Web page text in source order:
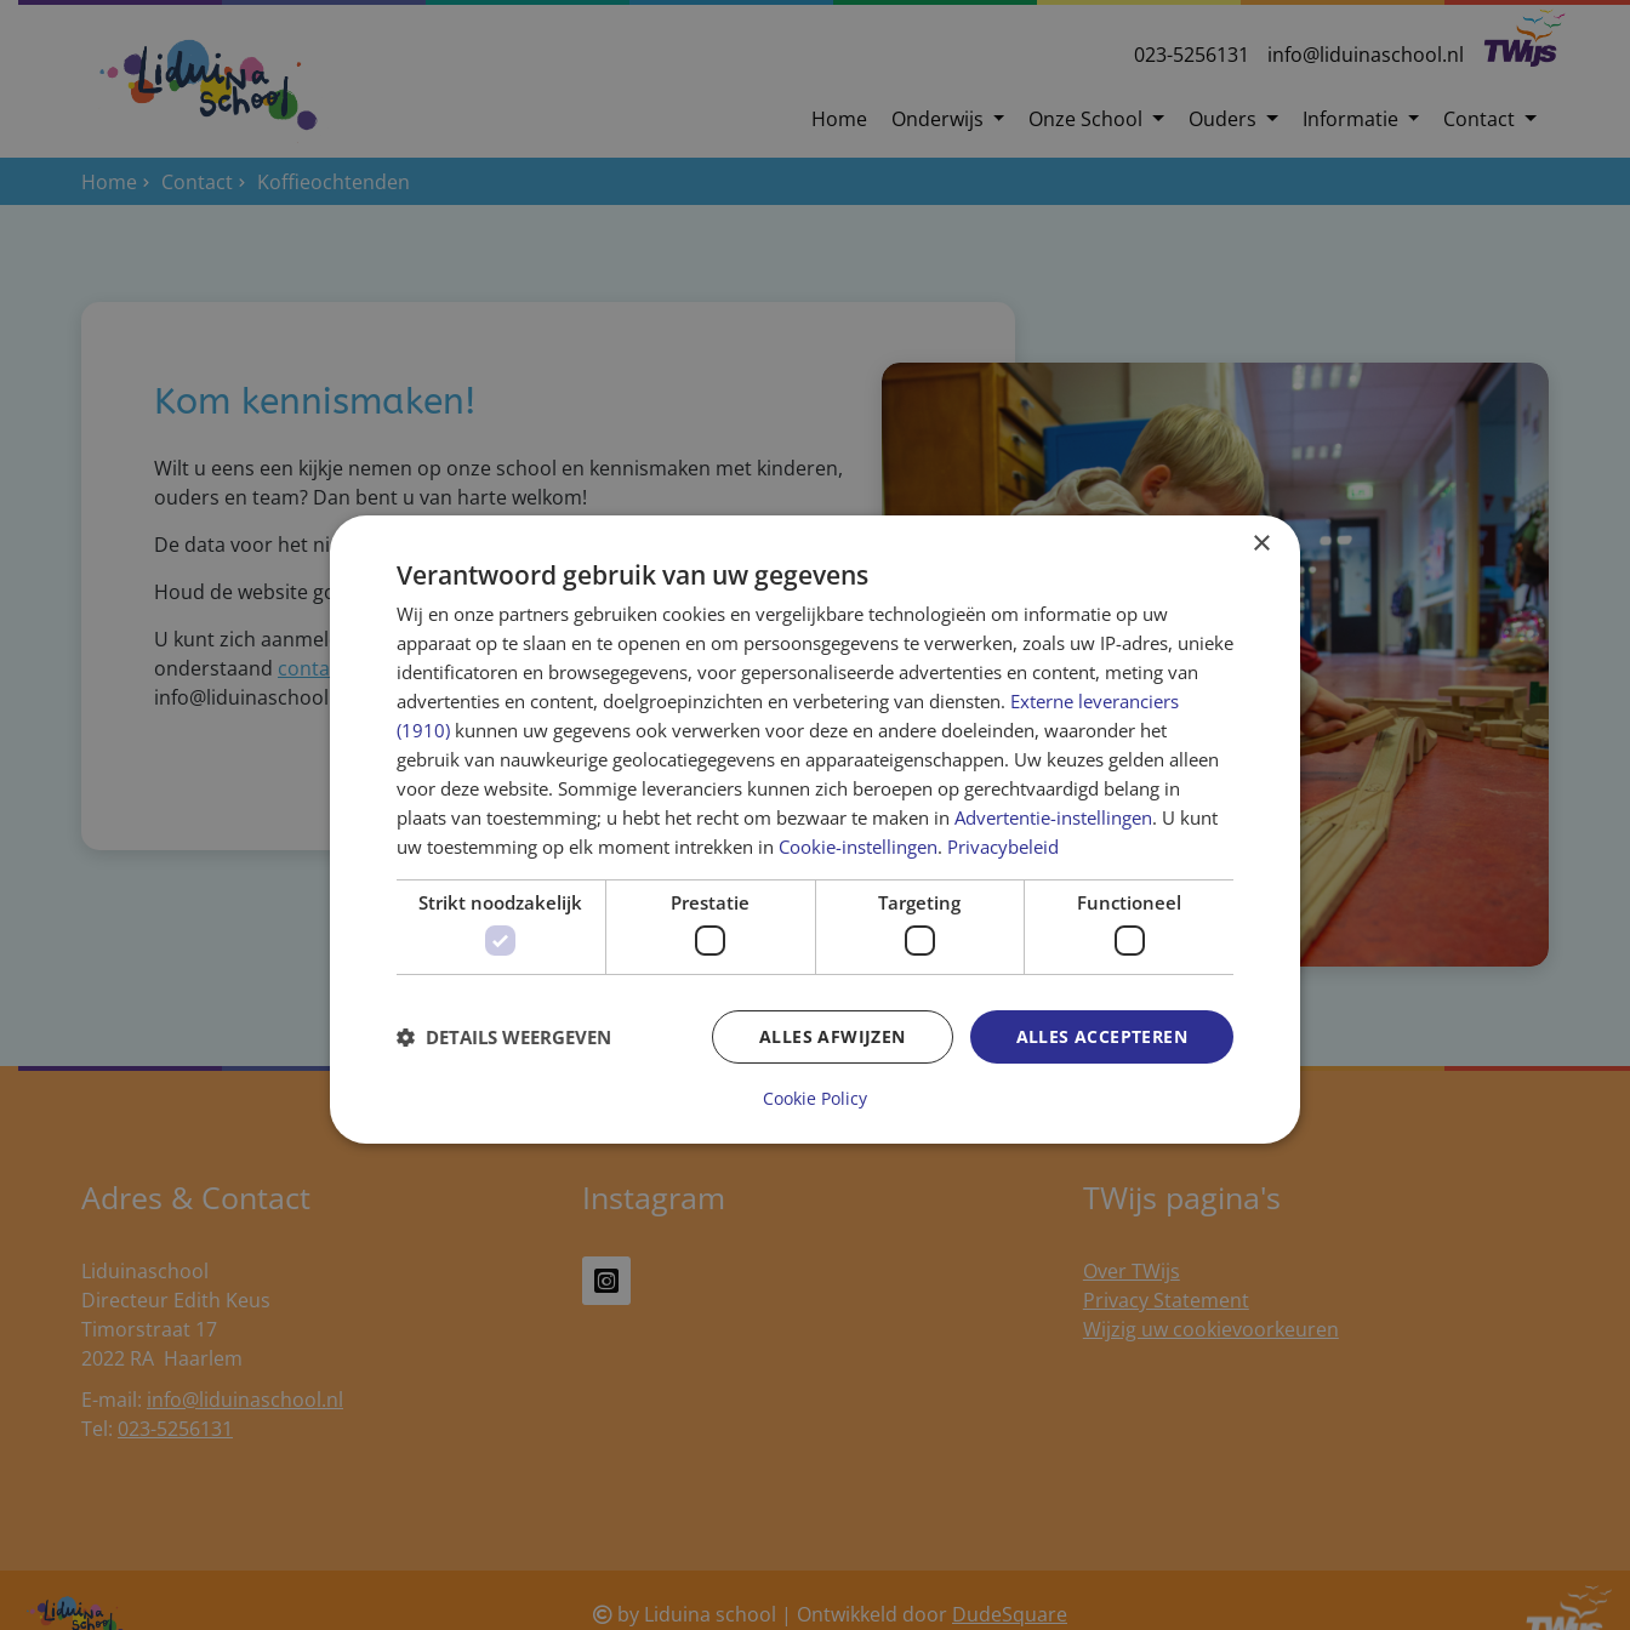
023-5256131 info@liduinaschool.nl
Home Onderwijs Onze School Ouders Informatie Contact
Home Contact Koffieochtenden
Kom kennismaken!
Wilt u eens een kijkje nemen op onze school en kennismaken met kinderen,
ouders en team? Dan bent u van harte welkom!
De data voor het nieuwe schooljaar zijn nog niet bekend.
Houd de website goed in de gaten.
U kunt zich aanmelden voor een rondleiding door
onderstaand contactformulierin te vullen of een mail te sturen naar
info@liduinaschool.nl. U kunt ook bellen naar 023-5256131.
Adres & Contact
Liduinaschool
Directeur Edith Keus
Timorstraat 17
2022 RA Haarlem
E-mail: info@liduinaschool.nl
Tel: 023-5256131
Instagram TWijs pagina's
Over TWijs
Privacy Statement
Wijzig uw cookievoorkeuren
by Liduina school | Ontwikkeld door DudeSquare
×
Verantwoord gebruik van uw gegevens
Wij en onze partners gebruiken cookies en vergelijkbare technologieën om informatie op uw
apparaat op te slaan en te openen en om persoonsgegevens te verwerken, zoals uw IP-adres, unieke
identificatoren en browsegegevens, voor gepersonaliseerde advertenties en content, meting van
advertenties en content, doelgroepinzichten en verbetering van diensten. Externe leveranciers
(1910) kunnen uw gegevens ook verwerken voor deze en andere doeleinden, waaronder het
gebruik van nauwkeurige geolocatiegegevens en apparaateigenschappen. Uw keuzes gelden alleen
voor deze website. Sommige leveranciers kunnen zich beroepen op gerechtvaardigd belang in
plaats van toestemming; u hebt het recht om bezwaar te maken in Advertentie-instellingen. U kunt
uw toestemming op elk moment intrekken in Cookie-instellingen. Privacybeleid
Strikt noodzakelijk Prestatie Targeting Functioneel
ALLES ACCEPTEREN
ALLES AFWIJZEN
DETAILS WEERGEVEN
Cookie Policy